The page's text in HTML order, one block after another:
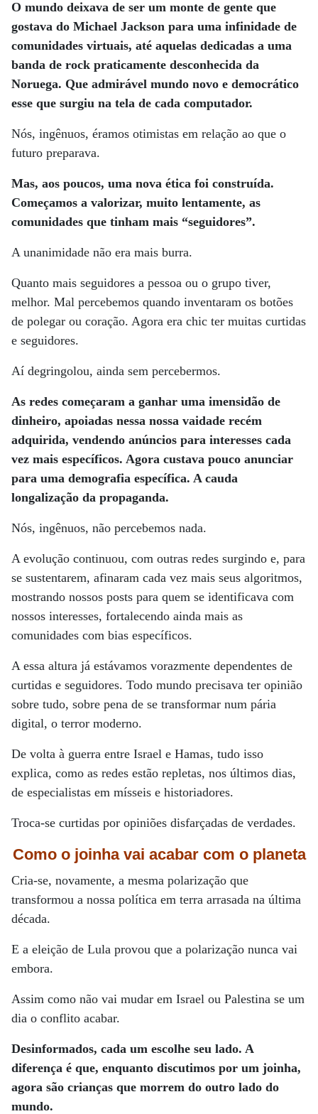
O mundo deixava de ser um monte de gente que
gostava do Michael Jackson para uma infinidade de
comunidades virtuais, até aquelas dedicadas a uma
banda de rock praticamente desconhecida da
Noruega. Que admirável mundo novo e democrático
esse que surgiu na tela de cada computador.
Nós, ingênuos, éramos otimistas em relação ao que o
futuro preparava.
Mas, aos poucos, uma nova ética foi construída.
Começamos a valorizar, muito lentamente, as
comunidades que tinham mais “seguidores”.
A unanimidade não era mais burra.
Quanto mais seguidores a pessoa ou o grupo tiver,
melhor. Mal percebemos quando inventaram os botões
de polegar ou coração. Agora era chic ter muitas curtidas
e seguidores.
Aí degringolou, ainda sem percebermos.
As redes começaram a ganhar uma imensidão de
dinheiro, apoiadas nessa nossa vaidade recém
adquirida, vendendo anúncios para interesses cada
vez mais específicos. Agora custava pouco anunciar
para uma demografia específica. A cauda
longalização da propaganda.
Nós, ingênuos, não percebemos nada.
A evolução continuou, com outras redes surgindo e, para
se sustentarem, afinaram cada vez mais seus algoritmos,
mostrando nossos posts para quem se identificava com
nossos interesses, fortalecendo ainda mais as
comunidades com bias específicos.
A essa altura já estávamos vorazmente dependentes de
curtidas e seguidores. Todo mundo precisava ter opinião
sobre tudo, sobre pena de se transformar num pária
digital, o terror moderno.
De volta à guerra entre Israel e Hamas, tudo isso
explica, como as redes estão repletas, nos últimos dias,
de especialistas em mísseis e historiadores.
Troca-se curtidas por opiniões disfarçadas de verdades.
Como o joinha vai acabar com o planeta
Cria-se, novamente, a mesma polarização que
transformou a nossa política em terra arrasada na última
década.
E a eleição de Lula provou que a polarização nunca vai
embora.
Assim como não vai mudar em Israel ou Palestina se um
dia o conflito acabar.
Desinformados, cada um escolhe seu lado. A
diferença é que, enquanto discutimos por um joinha,
agora são crianças que morrem do outro lado do
mundo.